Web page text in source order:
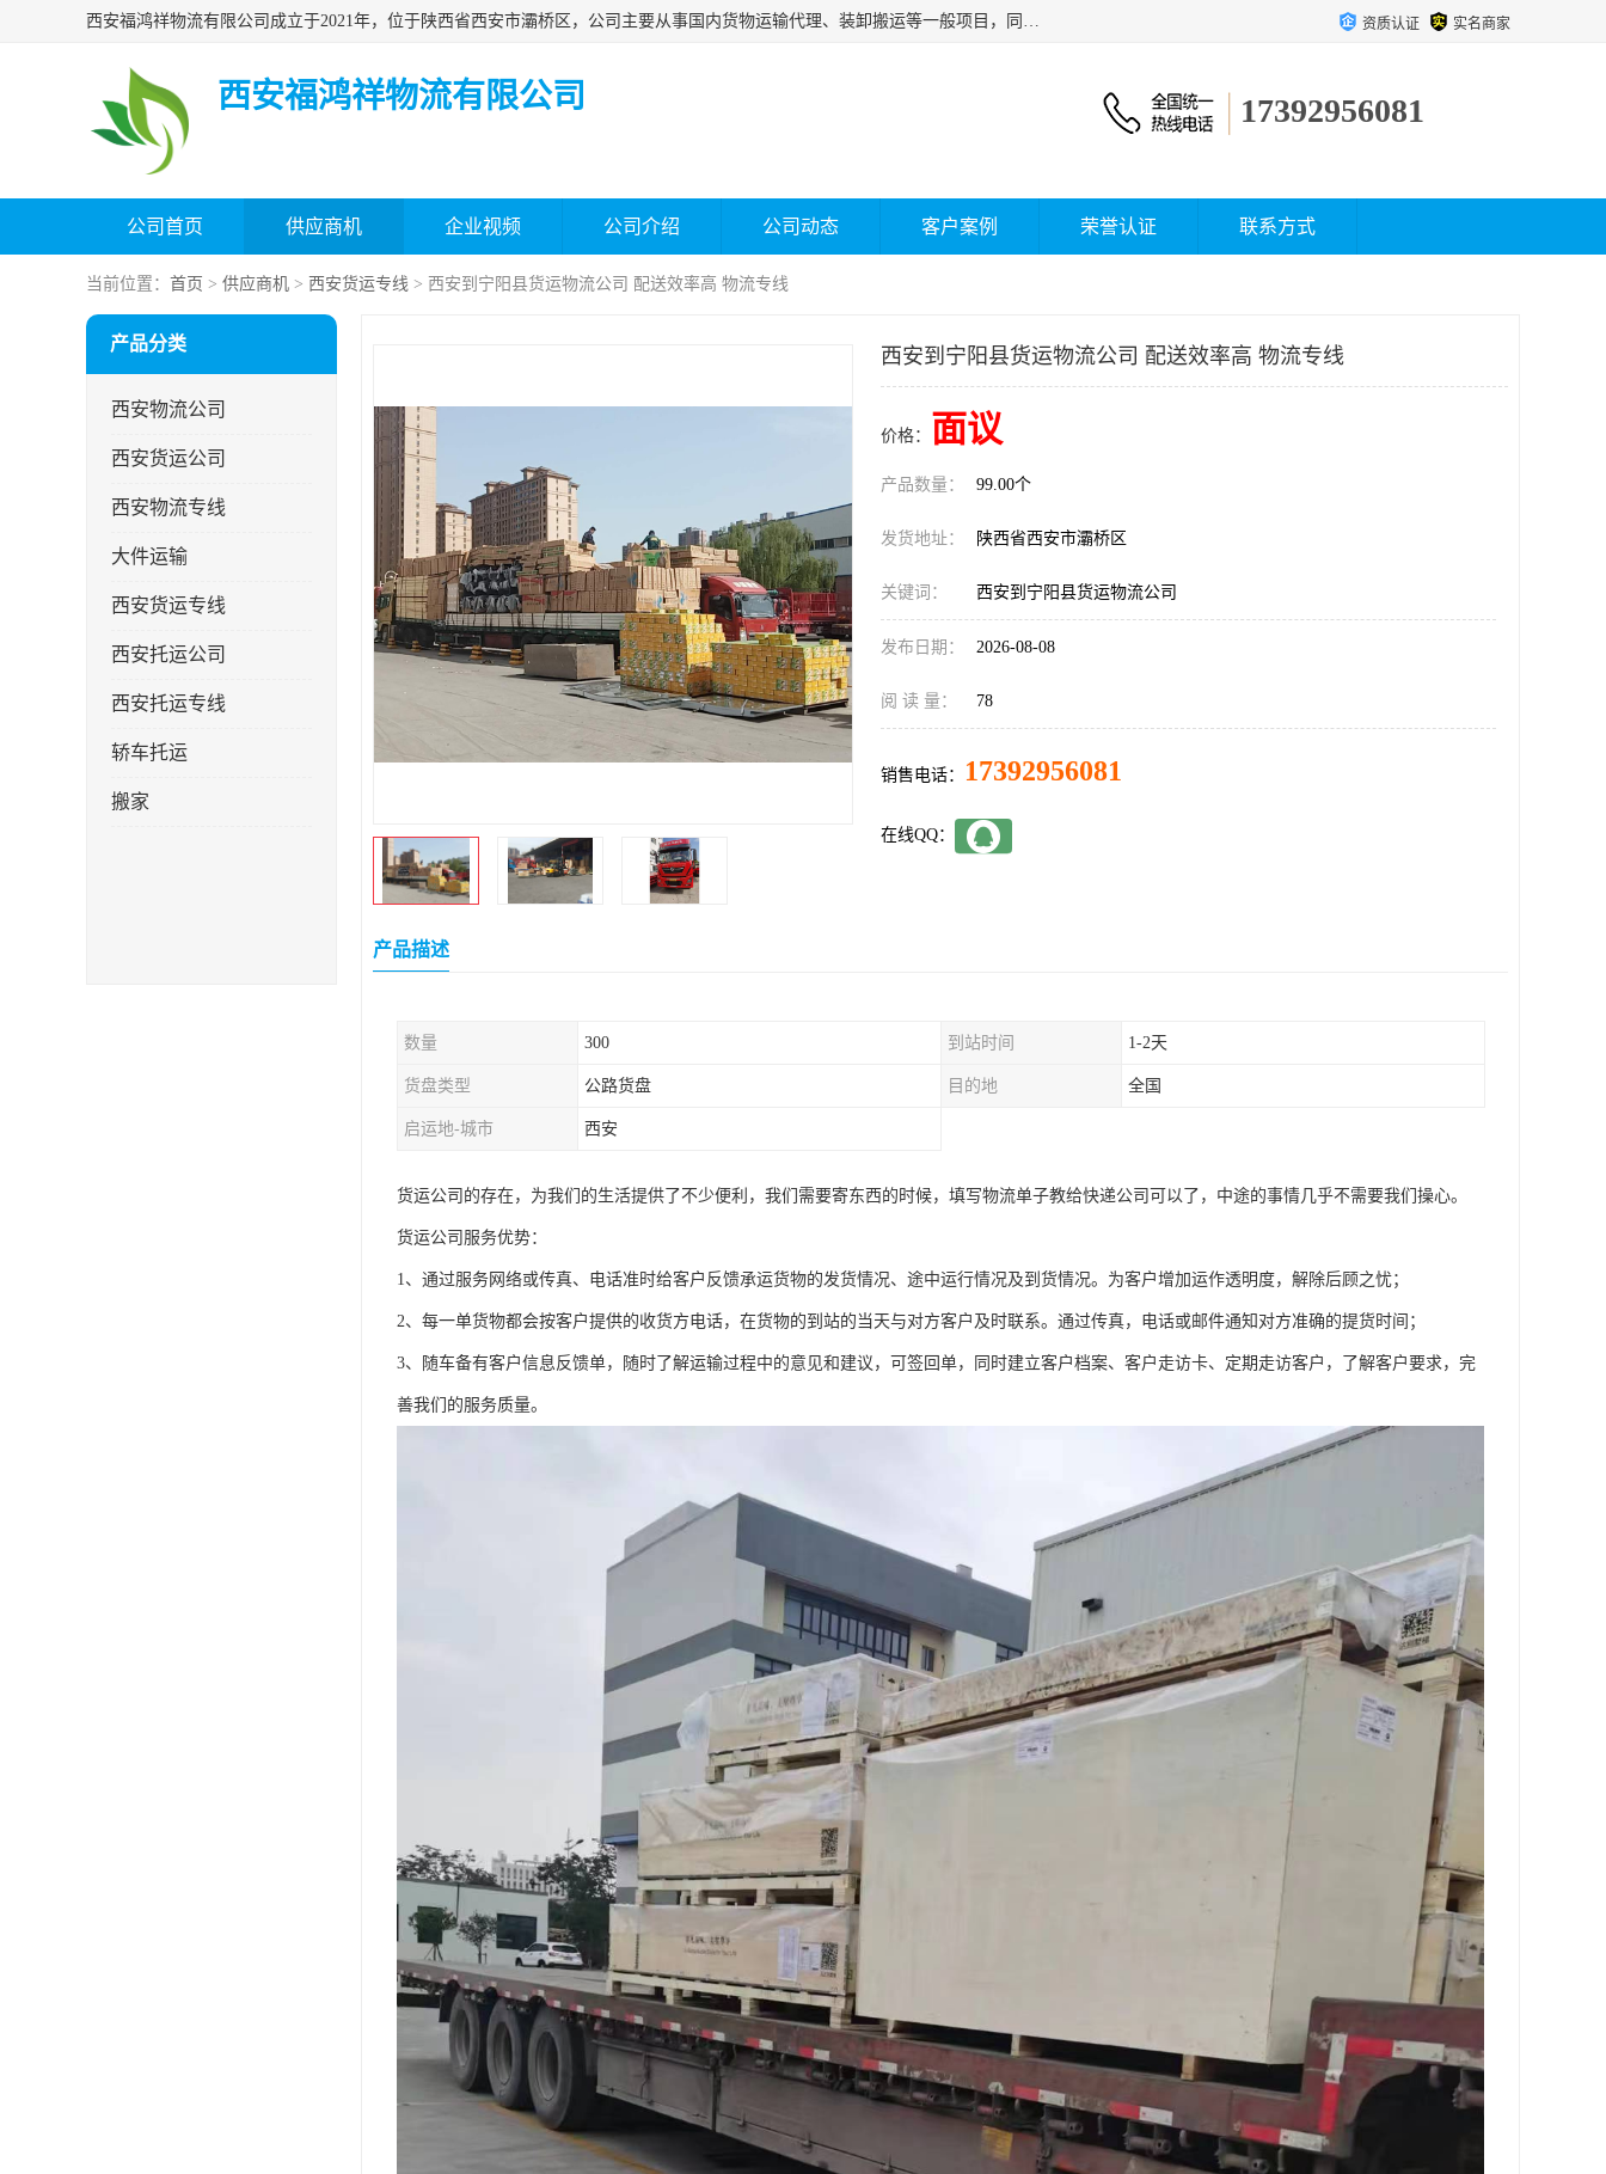
西安福鸿祥物流有限公司成立于2021年，位于陕西省西安市灞桥区，公司主要从事国内货物运输代理、装卸搬运等一般项目，同时具备道路货物运输（不含危险货物）的许可资质。凭借专业的物流服务和*的运输能力，公司致力于为客户提供安全、可靠的物流解决方案，满足多样化的运输需求，助力企业*运营。 资质认证 实名商家
西安福鸿祥物流有限公司 17392956081
公司首页 供应商机 企业视频 公司介绍 公司动态 客户案例 荣誉认证 联系方式
当前位置： 首页 > 供应商机 > 西安货运专线 > 西安到宁阳县货运物流公司 配送效率高 物流专线
产品分类
西安物流公司
西安货运公司
西安物流专线
大件运输
西安货运专线
西安托运公司
西安托运专线
轿车托运
搬家
西安到宁阳县货运物流公司 配送效率高 物流专线
价格： 面议
产品数量： 99.00个
发货地址： 陕西省西安市灞桥区
关键词： 西安到宁阳县货运物流公司
发布日期： 2026-08-08
阅 读 量： 78
销售电话： 17392956081
在线QQ：
产品描述
数量 300 到站时间 1-2天
货盘类型 公路货盘 目的地 全国
启运地-城市 西安
货运公司的存在，为我们的生活提供了不少便利，我们需要寄东西的时候，填写物流单子教给快递公司可以了，中途的事情几乎不需要我们操心。
货运公司服务优势：
1、通过服务网络或传真、电话准时给客户反馈承运货物的发货情况、途中运行情况及到货情况。为客户增加运作透明度，解除后顾之忧；
2、每一单货物都会按客户提供的收货方电话，在货物的到站的当天与对方客户及时联系。通过传真，电话或邮件通知对方准确的提货时间；
3、随车备有客户信息反馈单，随时了解运输过程中的意见和建议，可签回单，同时建立客户档案、客户走访卡、定期走访客户，了解客户要求，完
善我们的服务质量。